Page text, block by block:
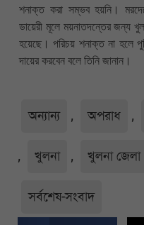
শনাক্ত করা সম্ভব হয়নি।
ডায়েরী মূলে ময়নাতদন্তের জন্য
হয়েছে। পরিচয় শনাক্ত না হলে
দায়ের করবেন বলে তিনি জানান।
অন্যান্য , অপরাধ ,
, খুলনা , খুলনা জেলা
সর্বশেষ-সংবাদ